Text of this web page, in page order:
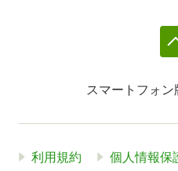
スマートフォン
利用規約 個人情報保